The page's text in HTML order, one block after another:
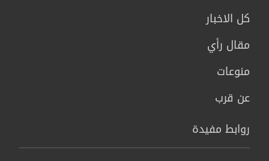
كل الاخبار
مقال رأي
منوعات
عن قرب
روابط مفيدة